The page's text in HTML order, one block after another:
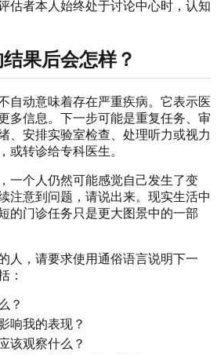
估者本人始终处于讨论中心时，认知
果后会怎样？
自动意味着存在严重疾病。它表示医
多信息。下一步可能是重复任务、审
、安排实验室检查、处理听力或视力
或转诊给专科医生。
一个人仍然可能感觉自己发生了变
注意到问题，请说出来。现实生活中
的门诊任务只是更大图景中的一部
人，请要求使用通俗语言说明下一
：
？
响我的表现？
该观察什么？